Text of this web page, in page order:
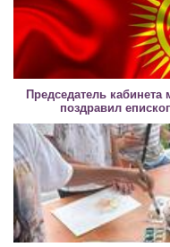
Председатель
поздравил